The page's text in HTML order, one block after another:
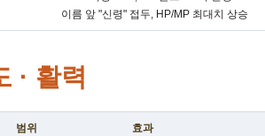
이름 앞 "신령" 접두, HP/MP 최대치 상승
· 활력
범위 효과